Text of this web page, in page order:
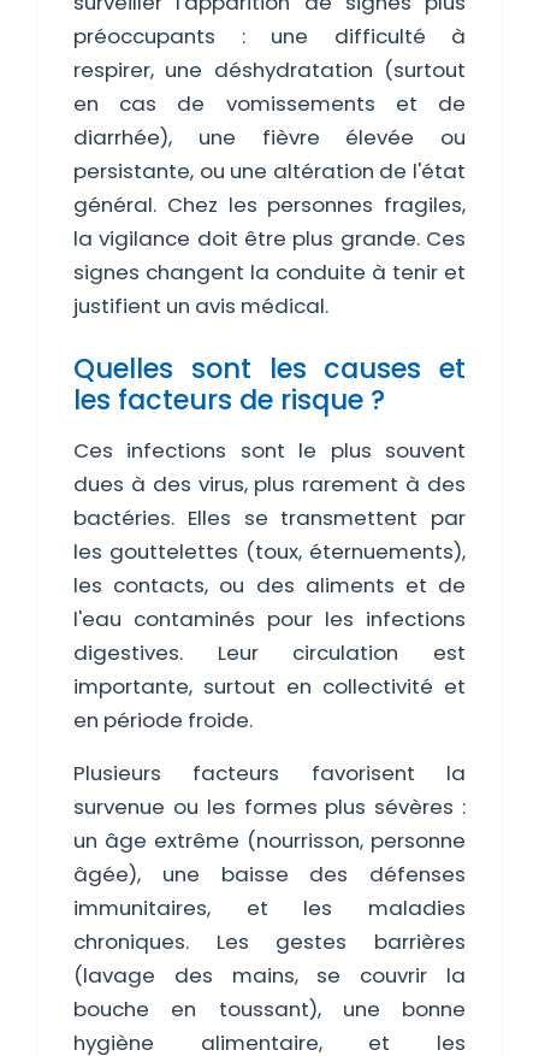
préoccupants : une difficulté à
respirer, une déshydratation (surtout
en cas de vomissements et de
diarrhée), une fièvre élevée ou
persistante, ou une altération de l'état
général. Chez les personnes fragiles,
la vigilance doit être plus grande. Ces
signes changent la conduite à tenir et
justifient un avis médical.
Quelles sont les causes et
les facteurs de risque ?
Ces infections sont le plus souvent
dues à des virus, plus rarement à des
bactéries. Elles se transmettent par
les gouttelettes (toux, éternuements),
les contacts, ou des aliments et de
l'eau contaminés pour les infections
digestives. Leur circulation est
importante, surtout en collectivité et
en période froide.
Plusieurs facteurs favorisent la
survenue ou les formes plus sévères :
un âge extrême (nourrisson, personne
âgée), une baisse des défenses
immunitaires, et les maladies
chroniques. Les gestes barrières
(lavage des mains, se couvrir la
bouche en toussant), une bonne
hygiène alimentaire, et les